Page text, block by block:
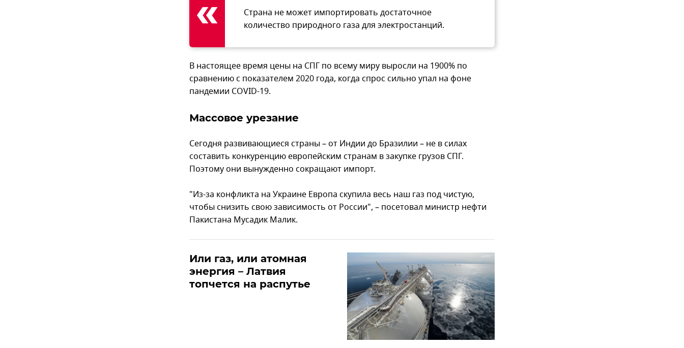
Страна не может импортировать достаточное
количество природного газа для электростанций.
В настоящее время цены на СПГ по всему миру выросли на 1900% по
сравнению с показателем 2020 года, когда спрос сильно упал на фоне
пандемии COVID-19.
Массовое урезание
Сегодня развивающиеся страны – от Индии до Бразилии – не в силах
составить конкуренцию европейским странам в закупке грузов СПГ.
Поэтому они вынужденно сокращают импорт.
"Из-за конфликта на Украине Европа скупила весь наш газ под чистую,
чтобы снизить свою зависимость от России", – посетовал министр нефти
Пакистана Мусадик Малик.
Или газ, или атомная
энергия – Латвия
топчется на распутье